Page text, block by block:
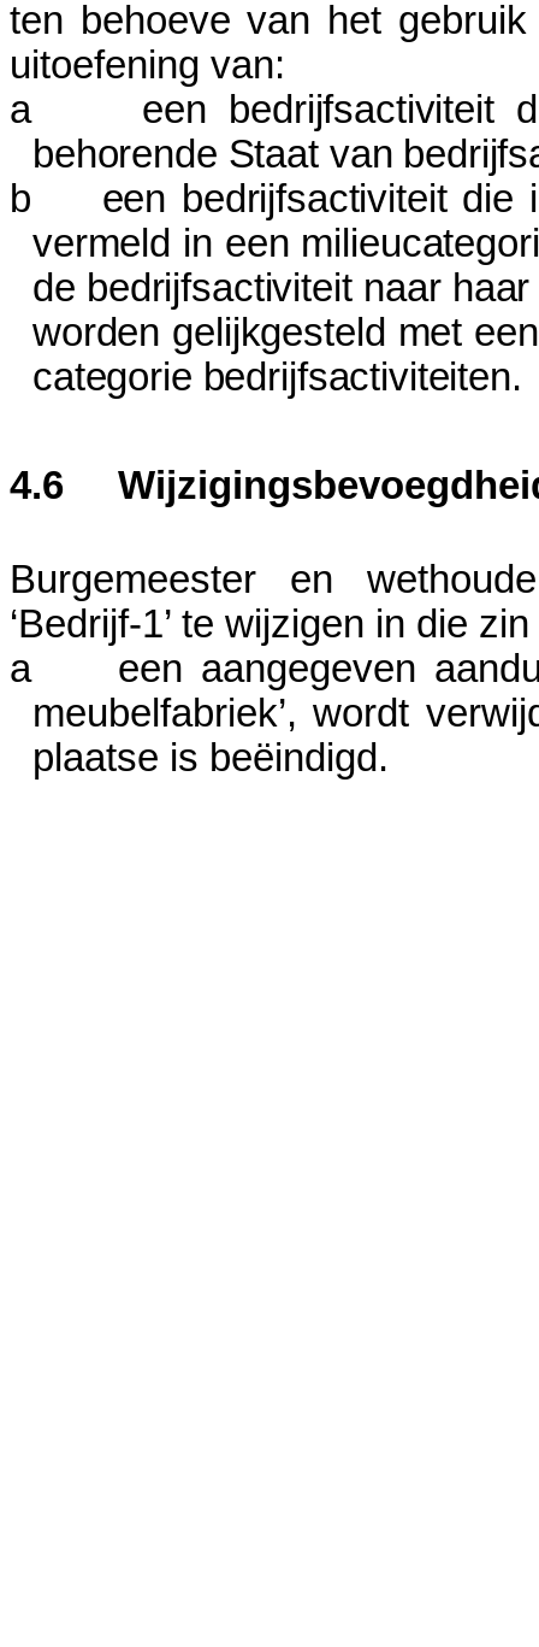
ten behoeve van het
uitoefening van:
a
een bedrijfsactiviteit
behorende Staat van
b
een bedrijfsactiviteit die
vermeld in een
de bedrijfsactiviteit naar
worden gelijkgesteld met
categorie bedrijfsactiviteiten.
4.6
Burgemeester en
‘Bedrijf-1’ te wijzigen in die zin
a
een aangegeven
meubelfabriek’, wordt
plaatse is beëindigd.